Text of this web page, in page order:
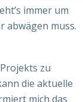
immer um
abwägen muss.
zu
die aktuelle
mich das